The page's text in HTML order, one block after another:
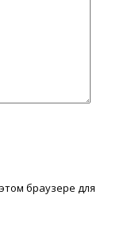
браузере для